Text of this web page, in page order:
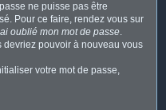
ne puisse pas être
Pour ce faire, rendez vous sur
oublié mon mot de passe.
pouvoir à nouveau vous
votre mot de passe,